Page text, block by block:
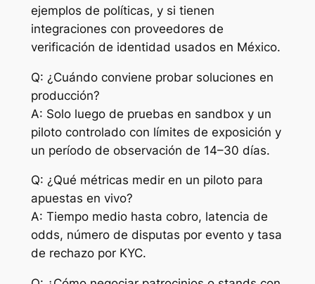
ejemplos de políticas, y si tienen
integraciones con proveedores de
verificación de identidad usados en México.
Q: ¿Cuándo conviene probar soluciones en
producción?
A: Solo luego de pruebas en sandbox y un
piloto controlado con límites de exposición y
un período de observación de 14–30 días.
Q: ¿Qué métricas medir en un piloto para
apuestas en vivo?
A: Tiempo medio hasta cobro, latencia de
odds, número de disputas por evento y tasa
de rechazo por KYC.